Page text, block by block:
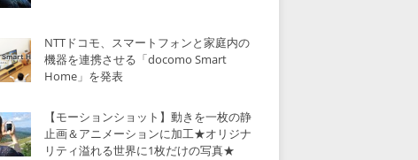
NTTドコモ、スマートフォンと家庭内の
機器を連携させる「docomo Smart
Home」を発表
【モーションショット】動きを一枚の静
止画＆アニメーションに加工★オリジナ
リティ溢れる世界に1枚だけの写真★